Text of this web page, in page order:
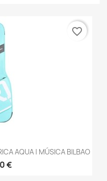
AQUA | MÚSICA BILBAO
€
favorite_border